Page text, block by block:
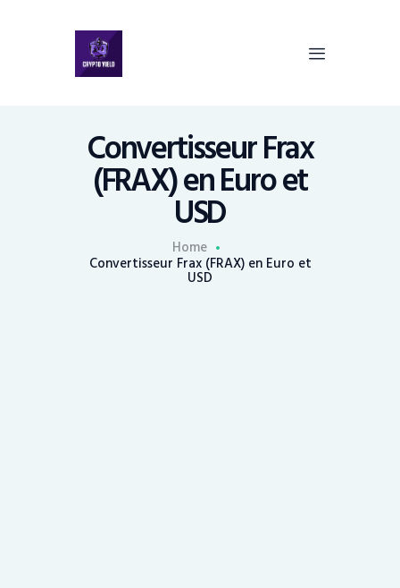
Convertisseur Frax
(FRAX) en Euro et
USD
Home
Convertisseur Frax (FRAX) en Euro et
USD
Comment Acheter Des
Tokens Moonlight Token
(MOONLIGHT) ?
Comment Acheter Des
Tokens Fantom (FTM) ?
Comment Acheter Des
Tokens Dent (DENT) ?
Comment Acheter Du